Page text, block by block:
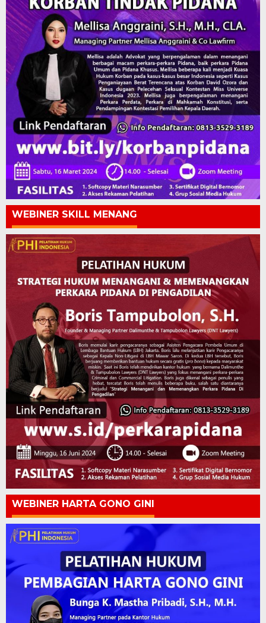
WEBINER SKILL MENANG
WEBINER HARTA GONO GINI